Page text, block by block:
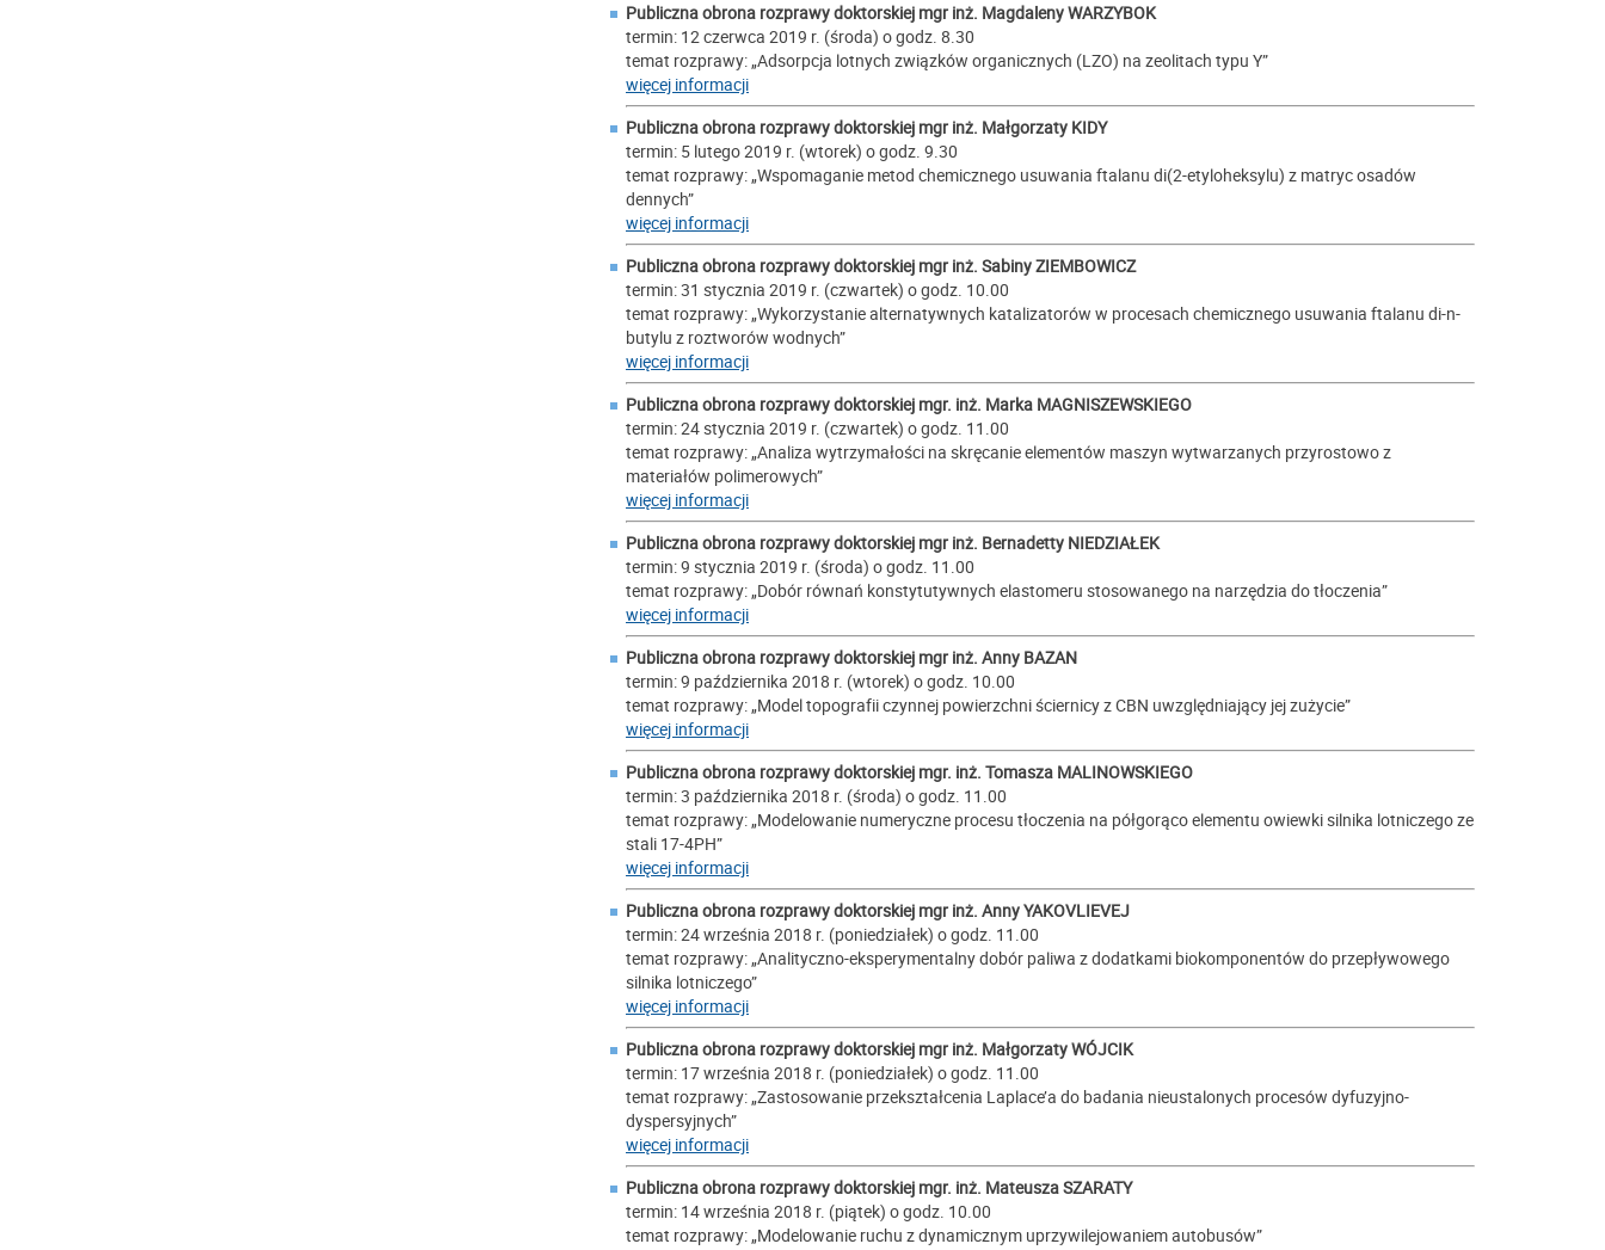
Publiczna obrona rozprawy doktorskiej mgr inż. Magdaleny WARZYBOK
termin: 12 czerwca 2019 r. (środa) o godz. 8.30
temat rozprawy: „Adsorpcja lotnych związków organicznych (LZO) na zeolitach typu Y”
więcej informacji
Publiczna obrona rozprawy doktorskiej mgr inż. Małgorzaty KIDY
termin: 5 lutego 2019 r. (wtorek) o godz. 9.30
temat rozprawy: „Wspomaganie metod chemicznego usuwania ftalanu di(2-etyloheksylu) z matryc osadów
dennych”
więcej informacji
Publiczna obrona rozprawy doktorskiej mgr inż. Sabiny ZIEMBOWICZ
termin: 31 stycznia 2019 r. (czwartek) o godz. 10.00
temat rozprawy: „Wykorzystanie alternatywnych katalizatorów w procesach chemicznego usuwania ftalanu di-n-
butylu z roztworów wodnych”
więcej informacji
Publiczna obrona rozprawy doktorskiej mgr. inż. Marka MAGNISZEWSKIEGO
termin: 24 stycznia 2019 r. (czwartek) o godz. 11.00
temat rozprawy: „Analiza wytrzymałości na skręcanie elementów maszyn wytwarzanych przyrostowo z
materiałów polimerowych”
więcej informacji
Publiczna obrona rozprawy doktorskiej mgr inż. Bernadetty NIEDZIAŁEK
termin: 9 stycznia 2019 r. (środa) o godz. 11.00
temat rozprawy: „Dobór równań konstytutywnych elastomeru stosowanego na narzędzia do tłoczenia”
więcej informacji
Publiczna obrona rozprawy doktorskiej mgr inż. Anny BAZAN
termin: 9 października 2018 r. (wtorek) o godz. 10.00
temat rozprawy: „Model topografii czynnej powierzchni ściernicy z CBN uwzględniający jej zużycie”
więcej informacji
Publiczna obrona rozprawy doktorskiej mgr. inż. Tomasza MALINOWSKIEGO
termin: 3 października 2018 r. (środa) o godz. 11.00
temat rozprawy: „Modelowanie numeryczne procesu tłoczenia na półgorąco elementu owiewki silnika lotniczego ze
stali 17-4PH”
więcej informacji
Publiczna obrona rozprawy doktorskiej mgr inż. Anny YAKOVLIEVEJ
termin: 24 września 2018 r. (poniedziałek) o godz. 11.00
temat rozprawy: „Analityczno-eksperymentalny dobór paliwa z dodatkami biokomponentów do przepływowego
silnika lotniczego”
więcej informacji
Publiczna obrona rozprawy doktorskiej mgr inż. Małgorzaty WÓJCIK
termin: 17 września 2018 r. (poniedziałek) o godz. 11.00
temat rozprawy: „Zastosowanie przekształcenia Laplace’a do badania nieustalonych procesów dyfuzyjno-
dyspersyjnych”
więcej informacji
Publiczna obrona rozprawy doktorskiej mgr. inż. Mateusza SZARATY
termin: 14 września 2018 r. (piątek) o godz. 10.00
temat rozprawy: „Modelowanie ruchu z dynamicznym uprzywilejowaniem autobusów”